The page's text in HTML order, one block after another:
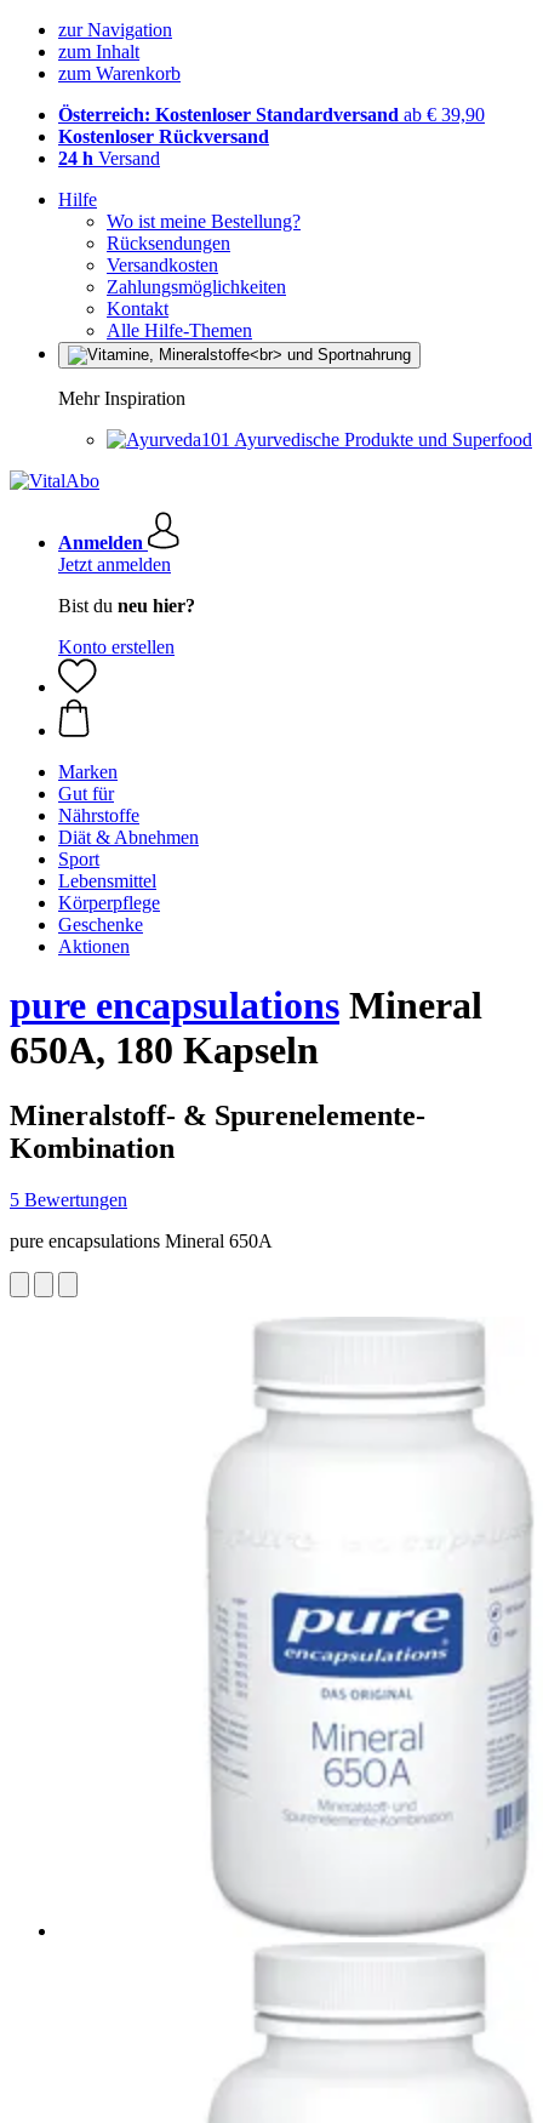
zur Navigation
zum Inhalt
zum Warenkorb
Österreich: Kostenloser Standardversand ab € 39,90
Kostenloser Rückversand
24 h Versand
Hilfe
Wo ist meine Bestellung?
Rücksendungen
Versandkosten
Zahlungsmöglichkeiten
Kontakt
Alle Hilfe-Themen
Mehr Inspiration
Ayurvedische Produkte und Superfood
Anmelden
Jetzt anmelden
Bist du neu hier?
Konto erstellen
Marken
Gut für
Nährstoffe
Diät & Abnehmen
Sport
Lebensmittel
Körperpflege
Geschenke
Aktionen
pure encapsulations Mineral
650A, 180 Kapseln
Mineralstoff- & Spurenelemente-
Kombination
5 Bewertungen
pure encapsulations Mineral 650A